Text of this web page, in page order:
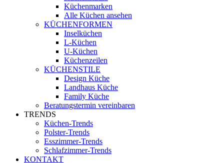
Küchenmarken
Alle Küchen ansehen
KÜCHENFORMEN
Inselküchen
L-Küchen
U-Küchen
Küchenzeilen
KÜCHENSTILE
Design Küche
Landhaus Küche
Family Küche
Beratungstermin vereinbaren
TRENDS
Küchen-Trends
Polster-Trends
Esszimmer-Trends
Schlafzimmer-Trends
KONTAKT